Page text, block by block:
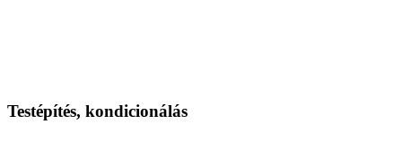
Testépítés, kondicionálás